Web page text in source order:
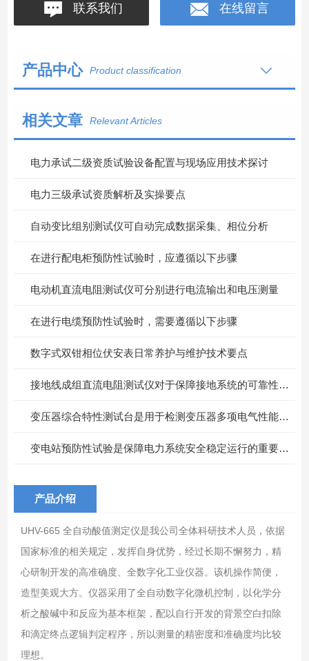
联系我们 在线留言
产品中心 Product classification
相关文章 Relevant Articles
电力承试二级资质试验设备配置与现场应用技术探讨
电力三级承试资质解析及实操要点
自动变比组别测试仪可自动完成数据采集、相位分析
在进行配电柜预防性试验时，应遵循以下步骤
电动机直流电阻测试仪可分别进行电流输出和电压测量
在进行电缆预防性试验时，需要遵循以下步骤
数字式双钳相位伏安表日常养护与维护技术要点
接地线成组直流电阻测试仪对于保障接地系统的可靠性具有重要意义
变压器综合特性测试台是用于检测变压器多项电气性能的重要设备
变电站预防性试验是保障电力系统安全稳定运行的重要措施
产品介绍
UHV-665 全自动酸值测定仪是我公司全体科研技术人员，依据
国家标准的相关规定，发挥自身优势，经过长期不懈努力，精
心研制开发的高准确度、全数字化工业仪器。该机操作简便，
造型美观大方。仪器采用了全自动数字化微机控制，以化学分
析之酸碱中和反应为基本框架，配以自行开发的背景空白扣除
和滴定终点逻辑判定程序，所以测量的精密度和准确度均比较
理想。